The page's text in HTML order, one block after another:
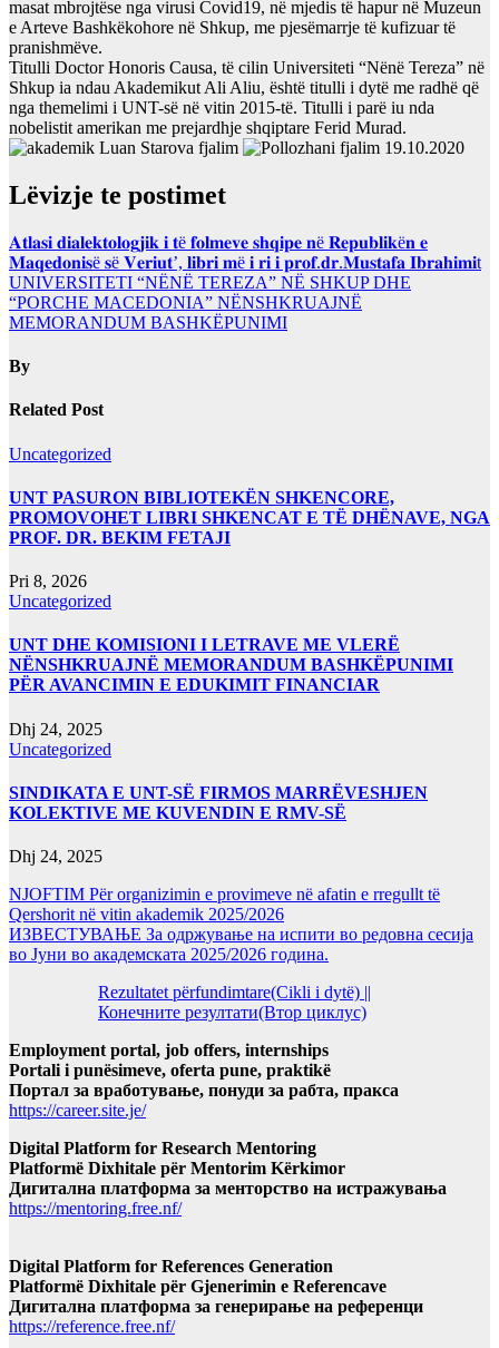
masat mbrojtëse nga virusi Covid19, në mjedis të hapur në Muzeun
e Arteve Bashkëkohore në Shkup, me pjesëmarrje të kufizuar të
pranishmëve.
Titulli Doctor Honoris Causa, të cilin Universiteti “Nënë Tereza” në
Shkup ia ndau Akademikut Ali Aliu, është titulli i dytë me radhë që
nga themelimi i UNT-së në vitin 2015-të. Titulli i parë iu nda
nobelistit amerikan me prejardhje shqiptare Ferid Murad.
Lëvizje te postimet
𝐀𝐭𝐥𝐚𝐬𝐢 𝐝𝐢𝐚𝐥𝐞𝐤𝐭𝐨𝐥𝐨𝐠𝐣𝐢𝐤 𝐢 𝐭ë 𝐟𝐨𝐥𝐦𝐞𝐯𝐞 𝐬𝐡𝐪𝐢𝐩𝐞 𝐧ë 𝐑𝐞𝐩𝐮𝐛𝐥𝐢𝐤ë𝐧 𝐞
𝐌𝐚𝐪𝐞𝐝𝐨𝐧𝐢𝐬ë 𝐬ë 𝐕𝐞𝐫𝐢𝐮𝐭’, 𝐥𝐢𝐛𝐫𝐢 𝐦ë 𝐢 𝐫𝐢 𝐢 𝐩𝐫𝐨𝐟.𝐝𝐫.𝐌𝐮𝐬𝐭𝐚𝐟𝐚 𝐈𝐛𝐫𝐚𝐡𝐢𝐦𝐢t
UNIVERSITETI “NËNË TEREZA” NË SHKUP DHE
“PORCHE MACEDONIA” NËNSHKRUAJNË
MEMORANDUM BASHKËPUNIMI
By
Related Post
Uncategorized
UNT PASURON BIBLIOTEKËN SHKENCORE,
PROMOVOHET LIBRI SHKENCAT E TË DHËNAVE, NGA
PROF. DR. BEKIM FETAJI
Pri 8, 2026
Uncategorized
UNT DHE KOMISIONI I LETRAVE ME VLERË
NËNSHKRUAJNË MEMORANDUM BASHKËPUNIMI
PËR AVANCIMIN E EDUKIMIT FINANCIAR
Dhj 24, 2025
Uncategorized
SINDIKATA E UNT-SË FIRMOS MARRËVESHJEN
KOLEKTIVE ME KUVENDIN E RMV-SË
Dhj 24, 2025
NJOFTIM Për organizimin e provimeve në afatin e rregullt të
Qershorit në vitin akademik 2025/2026
ИЗВЕСТУВАЊЕ За одржување на испити во редовна сесија
во Јуни во академската 2025/2026 година.
Rezultatet përfundimtare(Cikli i dytë) ||
Конечните резултати(Втор циклус)
Employment portal, job offers, internships
Portali i punësimeve, oferta pune, praktikë
Портал за вработување, понуди за рабта, пракса
https://career.site.je/
Digital Platform for Research Mentoring
Platformë Dixhitale për Mentorim Kërkimor
Дигитална платформа за менторство на истражувања
https://mentoring.free.nf/
Digital Platform for References Generation
Platformë Dixhitale për Gjenerimin e Referencave
Дигитална платформа за генерирање на референци
https://reference.free.nf/